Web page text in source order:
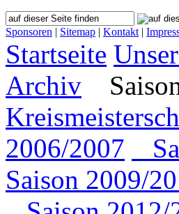
Sponsoren | Sitemap | Kontakt |
Startseite
Archiv
2006/2007
Saison 2009/